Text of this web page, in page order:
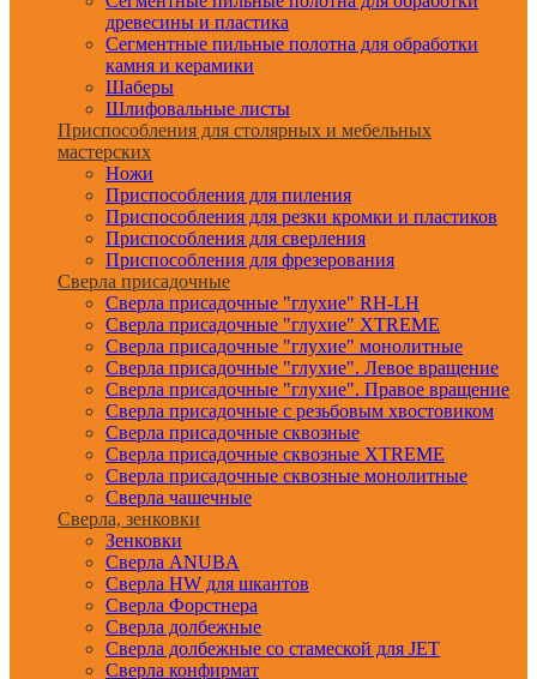
древесины и пластика
Сегментные пильные полотна для обработки
камня и керамики
Шаберы
Шлифовальные листы
Приспособления для столярных и мебельных
мастерских
Ножи
Приспособления для пиления
Приспособления для резки кромки и пластиков
Приспособления для сверления
Приспособления для фрезерования
Сверла присадочные
Сверла присадочные "глухие" RH-LH
Сверла присадочные "глухие" XTREME
Сверла присадочные "глухие" монолитные
Сверла присадочные "глухие". Левое вращение
Сверла присадочные "глухие". Правое вращение
Сверла присадочные с резьбовым хвостовиком
Сверла присадочные сквозные
Сверла присадочные сквозные XTREME
Сверла присадочные сквозные монолитные
Сверла чашечные
Сверла, зенковки
Зенковки
Сверла ANUBA
Сверла HW для шкантов
Сверла Форстнера
Сверла долбежные
Сверла долбежные со стамеской для JET
Сверла конфирмат